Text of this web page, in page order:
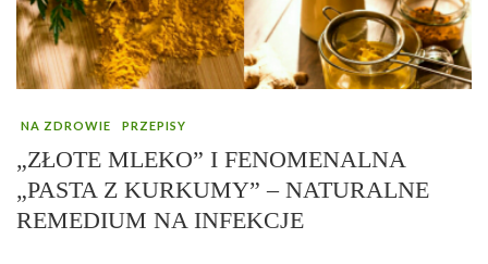
NA ZDROWIE PRZEPISY
„ZŁOTE MLEKO” I FENOMENALNA
„PASTA Z KURKUMY” – NATURALNE
REMEDIUM NA INFEKCJE